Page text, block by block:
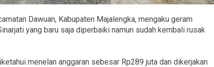
Dawuan, Kabupaten Majalengka, mengaku geram
yang baru saja diperbaiki namun sudah kembali rusak
menelan anggaran sebesar Rp289 juta dan dikerjakan